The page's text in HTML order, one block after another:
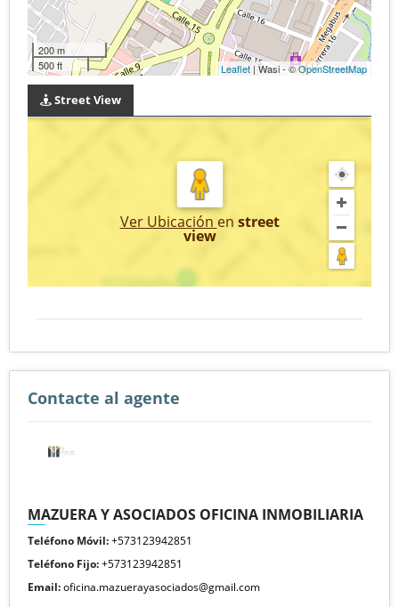
200 m
500 ft
Leaflet | Wasi - ©OpenStreetMap
Street View
Ver Ubicación en street
view
Contacte al agente
MAZUERA Y ASOCIADOS OFICINA INMOBILIARIA
Teléfono Móvil:+573123942851
Teléfono Fijo:+573123942851
Email:oficina.mazuerayasociados@gmail.com